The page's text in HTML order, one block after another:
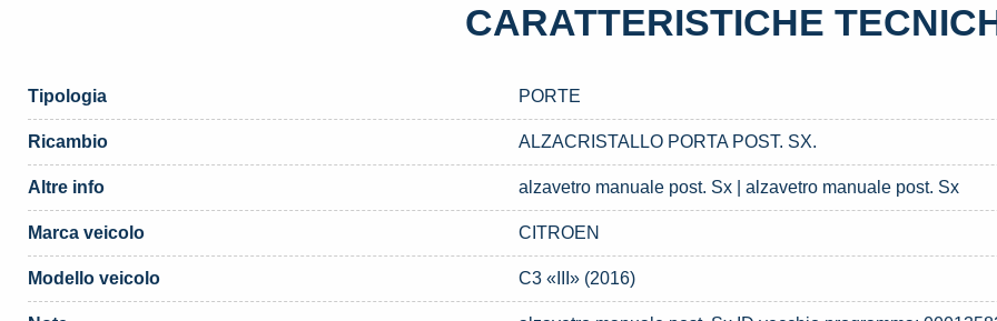
CARATTERISTICHE
Tipologia PORTE
Ricambio ALZACRISTALLO PORTA POST. SX.
Altre info alzavetro manuale post. Sx | alzavetro manuale post. Sx
Marca veicolo CITROEN
Modello veicolo C3 «III» (2016)